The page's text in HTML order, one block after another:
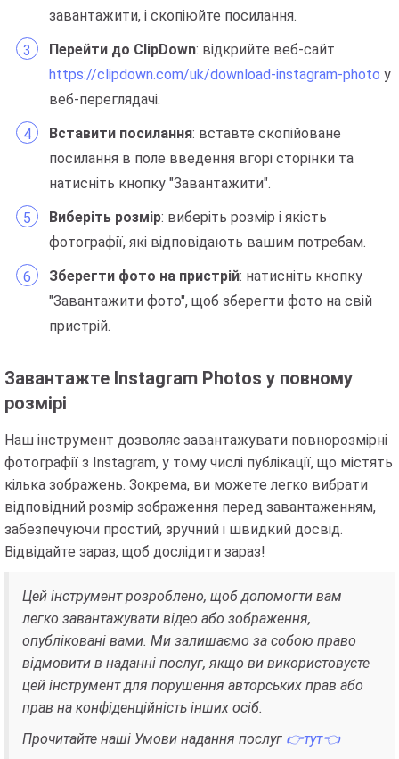
завантажити, і скопіюйте посилання.
Перейти до ClipDown: відкрийте веб-сайт
https://clipdown.com/uk/download-instagram-photo у
веб-переглядачі.
Вставити посилання: вставте скопійоване
посилання в поле введення вгорі сторінки та
натисніть кнопку "Завантажити".
Виберіть розмір: виберіть розмір і якість
фотографії, які відповідають вашим потребам.
Зберегти фото на пристрій: натисніть кнопку
"Завантажити фото", щоб зберегти фото на свій
пристрій.
Завантажте Instagram Photos у повному
розмірі
Наш інструмент дозволяє завантажувати повнорозмірні
фотографії з Instagram, у тому числі публікації, що містять
кілька зображень. Зокрема, ви можете легко вибрати
відповідний розмір зображення перед завантаженням,
забезпечуючи простий, зручний і швидкий досвід.
Відвідайте зараз, щоб дослідити зараз!
Цей інструмент розроблено, щоб допомогти вам
легко завантажувати відео або зображення,
опубліковані вами. Ми залишаємо за собою право
відмовити в наданні послуг, якщо ви використовуєте
цей інструмент для порушення авторських прав або
прав на конфіденційність інших осіб.
Прочитайте наші Умови надання послуг 👉тут👈